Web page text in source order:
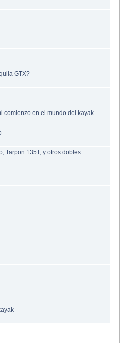
GTX?
comienzo en el mundo del kayak
Tarpon 135T, y otros dobles...